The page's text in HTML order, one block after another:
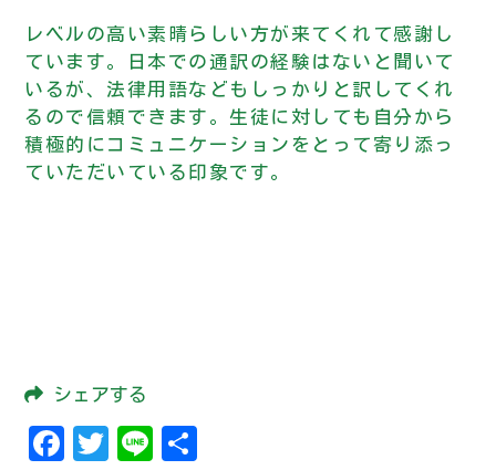
レベルの高い素晴らしい方が来てくれて感謝し
ています。日本での通訳の経験はないと聞いて
いるが、法律用語などもしっかりと訳してくれ
るので信頼できます。生徒に対しても自分から
積極的にコミュニケーションをとって寄り添っ
ていただいている印象です。
シェアする
Facebook
Twitter
Line